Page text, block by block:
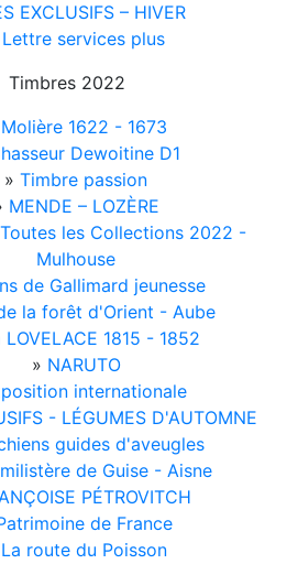
EXCLUSIFS – HIVER
Lettre services plus
Timbres 2022
Molière 1622 - 1673
Dewoitine D1
» Timbre passion
MENDE – LOZÈRE
les Collections 2022 -
Mulhouse
de Gallimard jeunesse
la forêt d'Orient - Aube
LOVELACE 1815 - 1852
» NARUTO
internationale
- LÉGUMES D'AUTOMNE
guides d'aveugles
de Guise - Aisne
PÉTROVITCH
de France
La route du Poisson